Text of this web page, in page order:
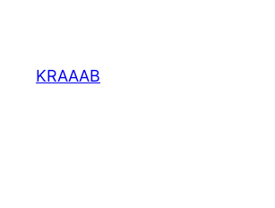
содержимому
KRAAAB